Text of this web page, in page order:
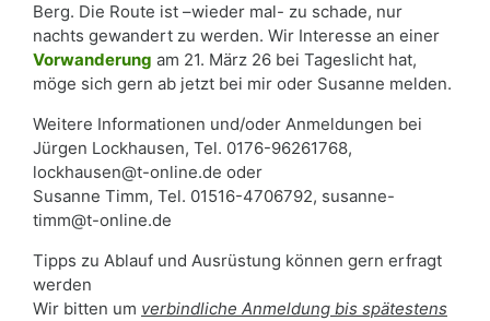
Berg. Die Route ist –wieder mal- zu schade, nur
nachts gewandert zu werden. Wir Interesse an einer
Vorwanderung am 21. März 26 bei Tageslicht hat,
möge sich gern ab jetzt bei mir oder Susanne melden.
Weitere Informationen und/oder Anmeldungen bei
Jürgen Lockhausen, Tel. 0176-96261768,
lockhausen@t-online.de oder
Susanne Timm, Tel. 01516-4706792, susanne-
timm@t-online.de
Tipps zu Ablauf und Ausrüstung können gern erfragt
werden
Wir bitten um verbindliche Anmeldung bis spätestens